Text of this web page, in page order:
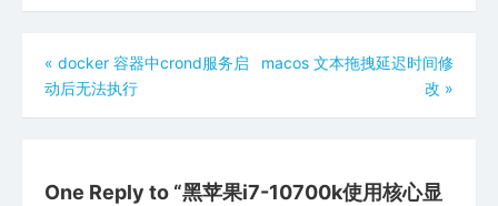
文
章
« docker 容器中crond服务启
动后无法执行
macos 文本拖拽延迟时间修
改 »
One Reply to “黑苹果i7-10700k使用核心显